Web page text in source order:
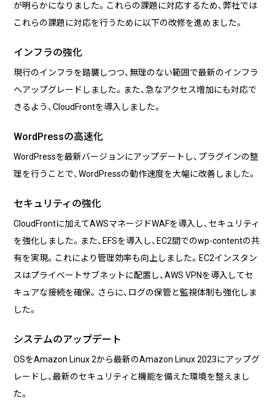
2026/07/29 技術ブログ
2026/07/27 技術ブログ
Movable Type と WordPress の DB 接続
2026/07/01 技術ブログ
『リーダブルコード』から学ぶ、「本当に
2026/06/30 日々の生活
AWS Certified Solutions Architect –
Associate（SAA-C03）合格体験記
が明らかになりました。これらの課題に対応するため、弊社では
これらの課題に対応を行うために以下の改修を進めました。
インフラの強化
現行のインフラを踏襲しつつ、無理のない範囲で最新のインフラ
へアップグレードしました。また、急なアクセス増加にも対応で
きるよう、CloudFrontを導入しました。
WordPressの高速化
WordPressを最新バージョンにアップデートし、プラグインの整
理を行うことで、WordPressの動作速度を大幅に改善しました。
セキュリティの強化
CloudFrontに加えてAWSマネージドWAFを導入し、セキュリティ
を強化しました。また、EFSを導入し、EC2間でのwp-contentの共
有を実現。これにより管理効率も向上しました。EC2インスタン
スはプライベートサブネットに配置し、AWS VPNを導入してセ
キュアな接続を確保。さらに、ログの保管と監視体制も強化しま
した。
システムのアップデート
OSをAmazon Linux 2から最新のAmazon Linux 2023にアップグ
レードし、最新のセキュリティと機能を備えた環境を整えまし
た。